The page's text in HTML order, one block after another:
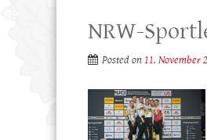
NRW-
Posted on11. November